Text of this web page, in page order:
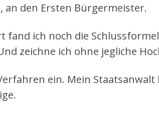
an den Ersten Bürgermeister.
fand ich noch die
zeichne ich ohne jegliche
ein. Mein